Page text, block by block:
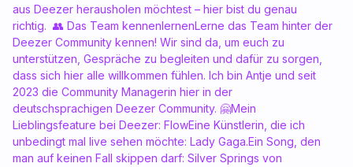
aus Deezer herausholen möchtest – hier bist du genau
richtig. 👥 Das Team kennenlernenLerne das Team hinter der
Deezer Community kennen! Wir sind da, um euch zu
unterstützen, Gespräche zu begleiten und dafür zu sorgen,
dass sich hier alle willkommen fühlen. Ich bin Antje und seit
2023 die Community Managerin hier in der
deutschsprachigen Deezer Community. 🤗Mein
Lieblingsfeature bei Deezer: FlowEine Künstlerin, die ich
unbedingt mal live sehen möchte: Lady Gaga.Ein Song, den
man auf keinen Fall skippen darf: Silver Springs von